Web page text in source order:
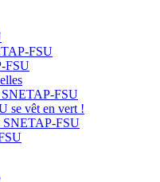
FSU
FSU
SNETAP-FSU
se vêt en vert !
SNETAP-FSU